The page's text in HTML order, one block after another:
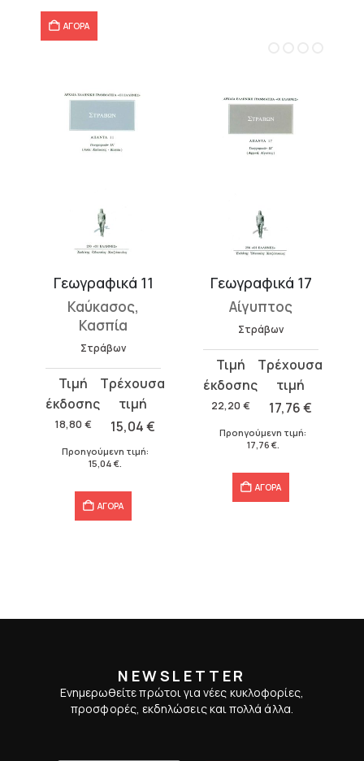
ΑΓΟΡΑ
Γεωγραφικά 11
Καύκασος,
Κασπία
Στράβων
18,80 €
Original
price
was:
15,04€
τρέχουσα
τιμή
15,04 €.
Προηγούμενη τιμή:
15,04 €
ΑΓΟΡΑ
Γεωγραφικά 17
Αίγυπτος
Στράβων
22,20 €
Original
price
was:
17,76€
τρέχουσα
τιμή
17,76 €.
Προηγούμενη τιμή:
17,76 €.
ΑΓΟΡΑ
NEWSLETTER
Ενημερωθείτε πρώτοι για νέες κυκλοφορίες,
προσφορές, εκδηλώσεις και πολλά άλλα.